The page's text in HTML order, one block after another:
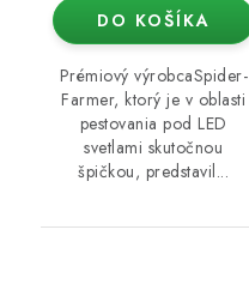
DO KOŠÍKA
Prémiový výrobcaSpider-
Farmer, ktorý je v oblasti
pestovania pod LED
svetlami skutočnou
špičkou, predstavil...